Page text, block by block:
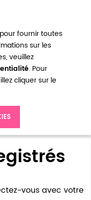
fournir toutes
sur les
veuillez
. Pour
cliquer sur le
vous avec votre